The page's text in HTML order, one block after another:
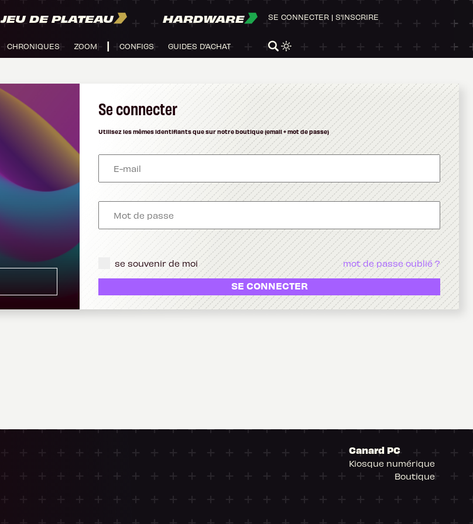
JEU DE PLATEAU HARDWARE
CHRONIQUES ZOOM CONFIGS GUIDES D'ACHAT
SE CONNECTER | S'INSCRIRE
Se connecter
Utilisez les mêmes identifiants que sur notre boutique (email + mot de passe)
se souvenir de moi mot de passe oublié ?
SE CONNECTER
Canard PC
Kiosque numérique
Boutique